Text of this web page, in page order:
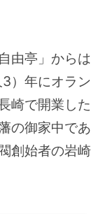
由亭」からは
）年にオラン
崎で開業した
の御家中であ
創始者の岩崎